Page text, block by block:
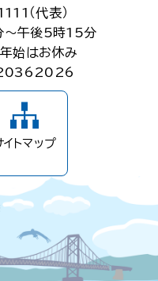
（代表）
～午後5時15分
始はお休み
イトマップ